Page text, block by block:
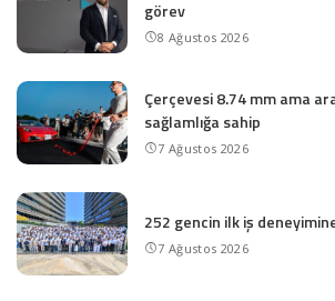
görev
8 Ağustos 2026
Çerçevesi 8.74 mm ama
sağlamlığa sahip
7 Ağustos 2026
252 gencin ilk iş
7 Ağustos 2026